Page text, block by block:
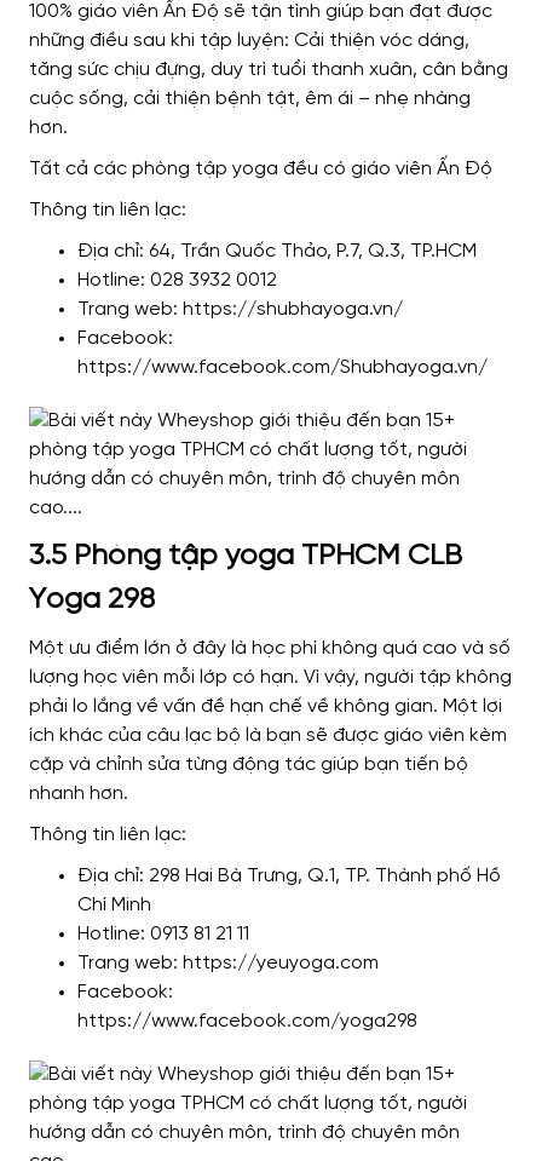
100% giáo viên Ấn Độ sẽ tận tình giúp bạn đạt được
những điều sau khi tập luyện: Cải thiện vóc dáng,
tăng sức chịu đựng, duy trì tuổi thanh xuân, cân bằng
cuộc sống, cải thiện bệnh tật, êm ái – nhẹ nhàng
hơn.
Tất cả các phòng tập yoga đều có giáo viên Ấn Độ
Thông tin liên lạc:
Địa chỉ: 64, Trần Quốc Thảo, P.7, Q.3, TP.HCM
Hotline: 028 3932 0012
Trang web: https://shubhayoga.vn/
Facebook:
https://www.facebook.com/Shubhayoga.vn/
3.5 Phòng tập yoga TPHCM CLB
Yoga 298
Một ưu điểm lớn ở đây là học phí không quá cao và số
lượng học viên mỗi lớp có hạn. Vì vậy, người tập không
phải lo lắng về vấn đề hạn chế về không gian. Một lợi
ích khác của câu lạc bộ là bạn sẽ được giáo viên kèm
cặp và chỉnh sửa từng động tác giúp bạn tiến bộ
nhanh hơn.
Thông tin liên lạc:
Địa chỉ: 298 Hai Bà Trưng, ​​Q.1, TP. Thành phố Hồ
Chí Minh
Hotline: 0913 81 21 11
Trang web: https://yeuyoga.com
Facebook:
https://www.facebook.com/yoga298